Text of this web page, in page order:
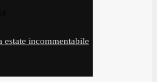
estate incommentabile